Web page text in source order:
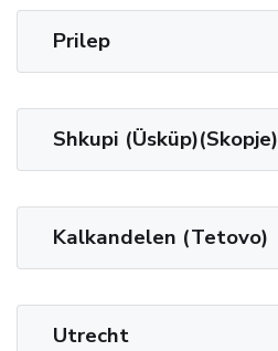
Prilep
Shkupi (Üsküp)(Skopje)
Kalkandelen (Tetovo)
Utrecht